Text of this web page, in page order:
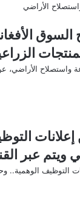
واستصلاح
ويتم عبر
التوظيف الوهمية..